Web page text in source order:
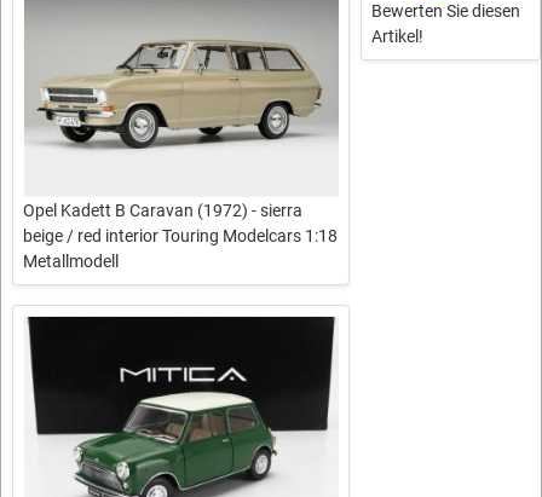
Opel Kadett B Caravan (1972) - sierra
beige / red interior Touring Modelcars 1:18
Metallmodell
Bewerten Sie diesen
Artikel!